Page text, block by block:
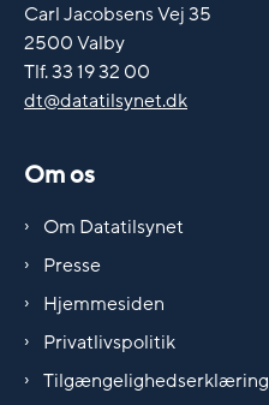
Carl Jacobsens Vej 35
2500 Valby
Tlf. 33 19 32 00
dt@datatilsynet.dk
Om os
Om Datatilsynet
Presse
Hjemmesiden
Privatlivspolitik
Tilgængelighedserklæring